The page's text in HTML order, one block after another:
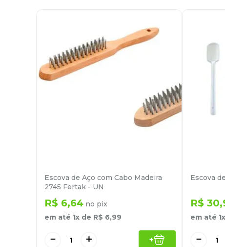
Escova de Aço com Cabo Madeira
2745 Fertak - UN
R$ 6,64 no pix
em até 1x de R$ 6,99
＋
－ +
Escova
R$ 30,
em até 1
－